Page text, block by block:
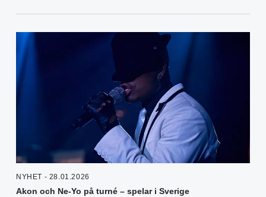
NYHET - 28.01.2026
Akon och Ne-Yo på turné – spelar i Sverige